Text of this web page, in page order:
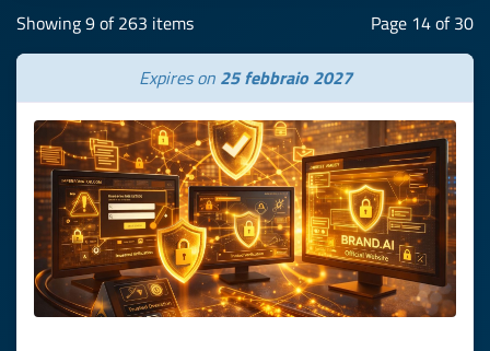
Showing 9 of 263 items Page 14 of 30
Expires on 25 febbraio 2027